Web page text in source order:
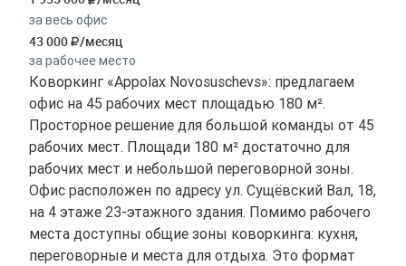
за весь офис
43 000 /месяц
за рабочее место
Коворкинг «Appolax Novosuschevs»: предлагаем
офис на 45 рабочих мест площадью 180 м².
Просторное решение для большой команды от 45
рабочих мест. Площади 180 м² достаточно для
рабочих мест и небольшой переговорной зоны.
Офис расположен по адресу ул. Сущёвский Вал, 18,
на 4 этаже 23-этажного здания. Помимо рабочего
места доступны общие зоны коворкинга: кухня,
переговорные и места для отдыха. Это формат